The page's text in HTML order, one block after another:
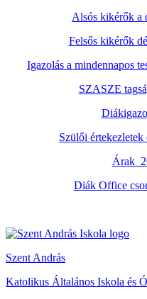
Alsós kikérők a
Felsős kikérők
Igazolás a mindennapos
SZASZE
Szülői
Árak
Diák Office
Szent András
Katolikus Általános Iskola és